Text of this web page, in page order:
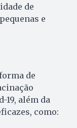
de
e
de
19, além da
como: